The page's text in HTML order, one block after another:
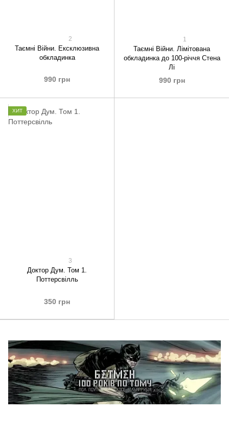
2
Таємні Війни. Ексклюзивна
обкладинка
990 грн
1
Таємні Війни. Лімітована
обкладинка до 100-річчя Стена
Лі
990 грн
ХИТ
3
Доктор Дум. Том 1.
Поттерсвілль
350 грн